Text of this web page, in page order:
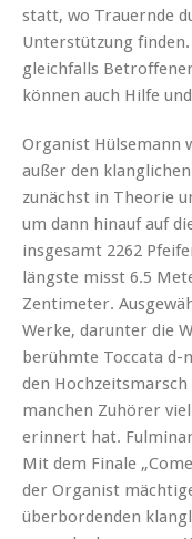
statt, wo Trauernde
Unterstützung
gleichfalls
können auch Hilfe
Organist Hülsemann
außer den klanglichen
zunächst in Theorie
um dann hinauf auf
insgesamt 2262
längste misst 6.5
Zentimeter.
Werke, darunter die
berühmte Toccata d-
den
manchen Zuhörer
erinnert hat.
Mit dem Finale
der Organist
überbordenden